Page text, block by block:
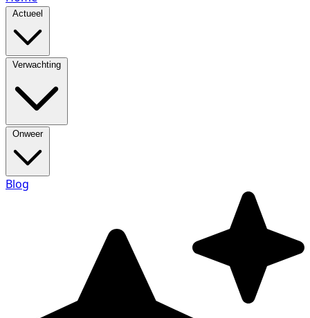
Actueel
Verwachting
Onweer
Blog